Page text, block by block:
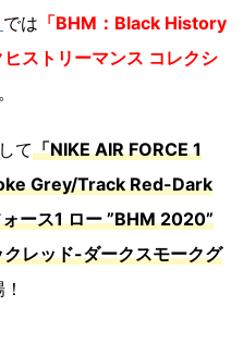
では 「BHM：Black History
ストリーマンス コレクシ
て「NIKE AIR FORCE 1
Grey/Track Red-Dark
ース1 ロー ”BHM 2020”
レッド-ダークスモークグ